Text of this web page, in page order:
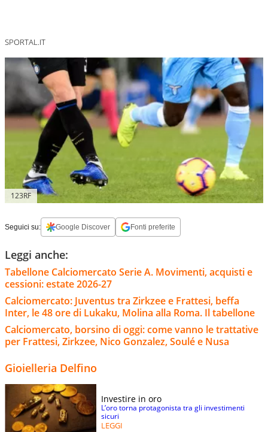
SPORTAL.IT
123RF
Seguici su: Google Discover Fonti preferite
Leggi anche:
Tabellone Calciomercato Serie A. Movimenti, acquisti e
cessioni: estate 2026-27
Calciomercato: Juventus tra Zirkzee e Frattesi, beffa
Inter, le 48 ore di Lukaku, Molina alla Roma. Il tabellone
Calciomercato, borsino di oggi: come vanno le trattative
per Frattesi, Zirkzee, Nico Gonzalez, Soulé e Nusa
Gioielleria Delfino
Investire in oro
L’oro torna protagonista tra gli investimenti
sicuri
LEGGI